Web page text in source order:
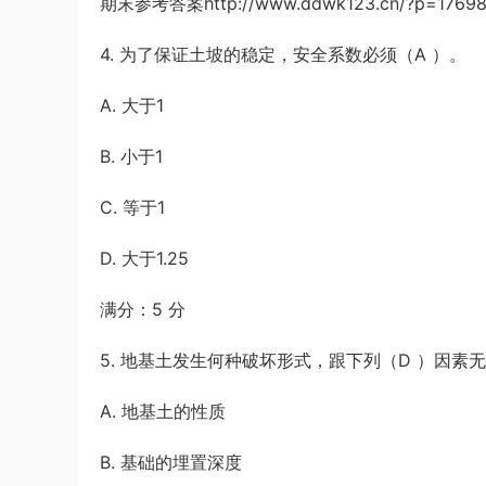
4. 为了保证土坡的稳定，安全系数必须（A ）。
A. 大于1
B. 小于1
C. 等于1
D. 大于1.25
满分：5 分
5. 地基土发生何种破坏形式，跟下列（D ）因素无
A. 地基土的性质
B. 基础的埋置深度